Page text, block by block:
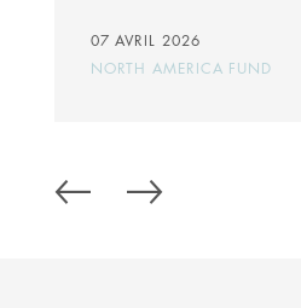
07 AVRIL 2026
NORTH AMERICA FUND